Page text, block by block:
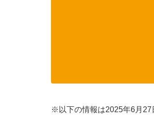
※以下の情報は2025年6月27